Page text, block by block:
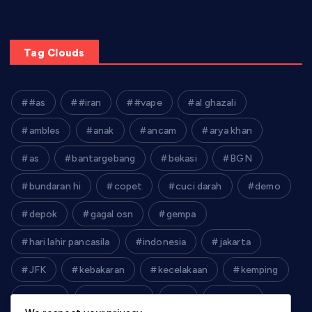
Tag Clouds
#as #iran #vape al ghazali
ambles anak ancam arya khan
as bantargebang bekasi BGN
bundaran hi copet cuci darah demo
depok gagal osn gempa
hari lahir pancasila indonesia jakarta
JFK kebakaran kecelakaan kemping
kereta kim jong un krl
lebaran